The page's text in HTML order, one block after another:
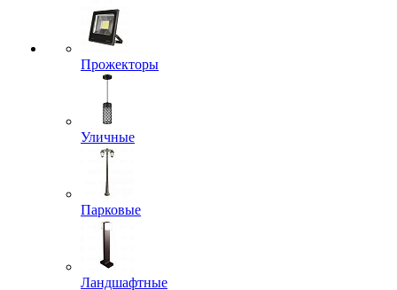
Прожекторы
Уличные
Парковые
Ландшафтные